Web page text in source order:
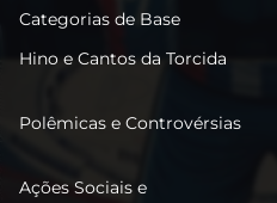
Categorias de Base
Hino e Cantos da Torcida
Polêmicas e Controvérsias
Ações Sociais e